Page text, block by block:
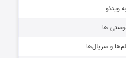
ویدئو
ها
و سریال‌ها